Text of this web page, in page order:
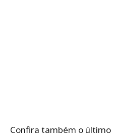
Confira também o último